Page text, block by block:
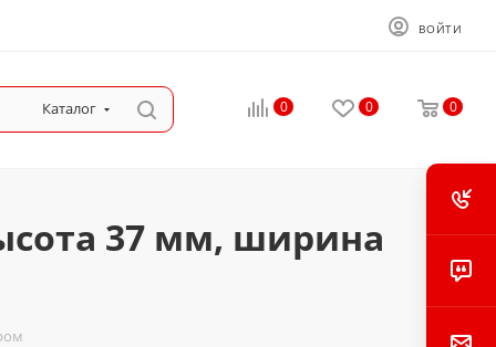
ВОЙТИ
Каталог 0 0 0
37 мм, ширина